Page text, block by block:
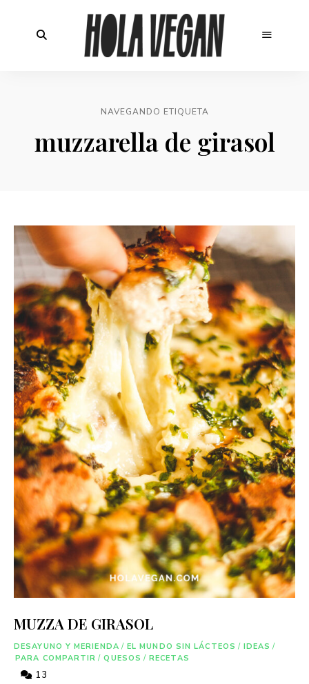
NAVEGANDO ETIQUETA
muzzarella de girasol
MUZZA DE GIRASOL
DESAYUNO Y MERIENDA / EL MUNDO SIN LÁCTEOS / IDEAS /
PARA COMPARTIR / QUESOS / RECETAS
13